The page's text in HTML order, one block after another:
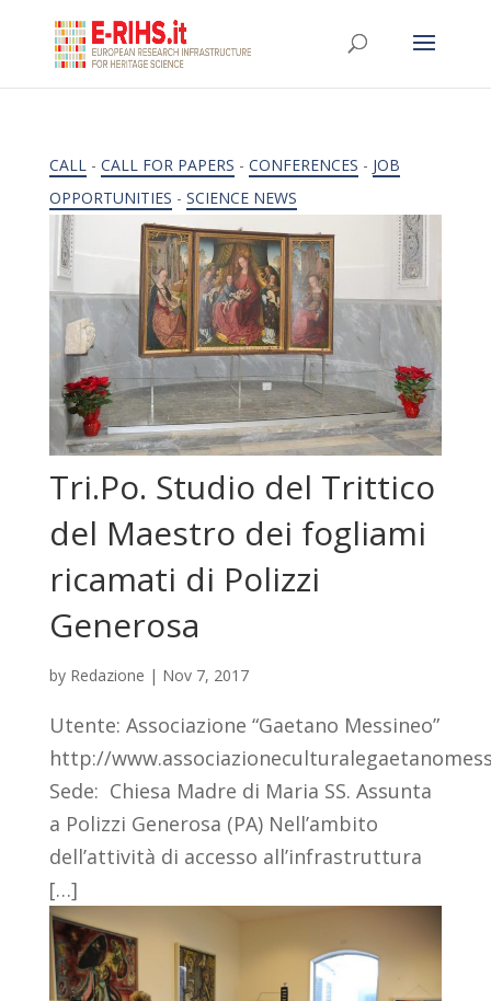
CALL- CALL FOR PAPERS - CONFERENCES - JOB
OPPORTUNITIES - SCIENCE NEWS
Tri.Po. Studio del Trittico
del Maestro dei fogliami
ricamati di Polizzi
Generosa
by Redazione | Nov 7, 2017
Utente: Associazione “Gaetano Messineo”
http://
Sede: Chiesa Madre di Maria SS. Assunta
a Polizzi Generosa (PA) Nell’ambito
dell’attività di accesso all’infrastruttura
[…]